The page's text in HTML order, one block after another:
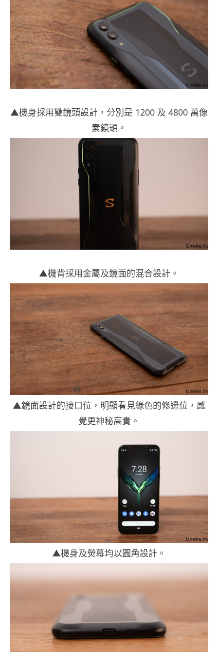
▲機身採用雙鏡頭設計，分別是 1200 及 4800 萬像
素鏡頭。
▲機背採用金屬及鏡面的混合設計。
▲鏡面設計的接口位，明顯看見綠色的修邊位，感
覺更神秘高貴。
▲機身及熒幕均以圓角設計。